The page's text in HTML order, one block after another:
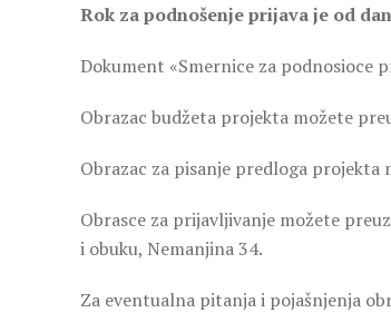
Rok za podnošenje prijava je od
Dokument «Smernice za podnosioce
Obrazac budžeta projekta možete
Obrazac za pisanje predloga projekta
Obrasce za prijavljivanje možete
i obuku, Nemanjina 34.
Za eventualna pitanja i pojašnjenja